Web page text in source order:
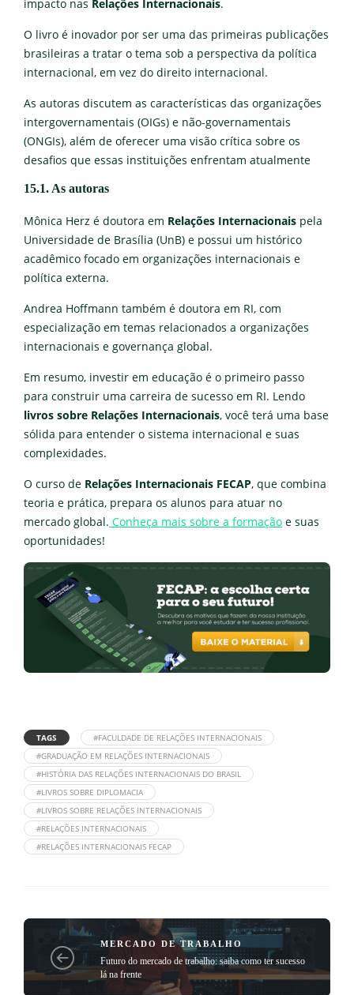
impacto nas Relações Internacionais.
O livro é inovador por ser uma das primeiras publicações
brasileiras a tratar o tema sob a perspectiva da política
internacional, em vez do direito internacional.
As autoras discutem as características das organizações
intergovernamentais (OIGs) e não-governamentais
(ONGIs), além de oferecer uma visão crítica sobre os
desafios que essas instituições enfrentam atualmente
15.1. As autoras
Mônica Herz é doutora em Relações Internacionais pela
Universidade de Brasília (UnB) e possui um histórico
acadêmico focado em organizações internacionais e
política externa.
Andrea Hoffmann também é doutora em RI, com
especialização em temas relacionados a organizações
internacionais e governança global.
Em resumo, investir em educação é o primeiro passo
para construir uma carreira de sucesso em RI. Lendo
livros sobre Relações Internacionais, você terá uma base
sólida para entender o sistema internacional e suas
complexidades.
O curso de Relações Internacionais FECAP, que combina
teoria e prática, prepara os alunos para atuar no
mercado global. Conheça mais sobre a formação e suas
oportunidades!
TAGS
#FACULDADE DE RELAÇÕES INTERNACIONAIS
#GRADUAÇÃO EM RELAÇÕES INTERNACIONAIS
#HISTÓRIA DAS RELAÇÕES INTERNACIONAIS DO BRASIL
#LIVROS SOBRE DIPLOMACIA
#LIVROS SOBRE RELAÇÕES INTERNACIONAIS
#RELAÇÕES INTERNACIONAIS
#RELAÇÕES INTERNACIONAIS FECAP
MERCADO DE TRABALHO
Futuro do mercado de trabalho: saiba como ter sucesso
lá na frente